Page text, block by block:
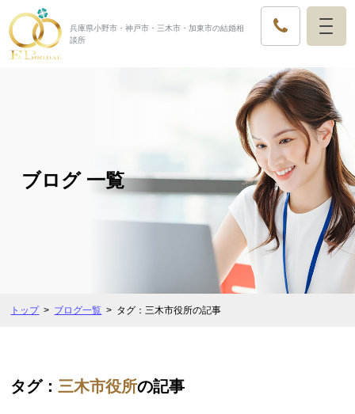
兵庫県小野市・神戸市・三木市・加東市の結婚相
談所
ブログ 一覧
トップ ブログ一覧 タグ：三木市役所の記事
タグ： 三木市役所の記事